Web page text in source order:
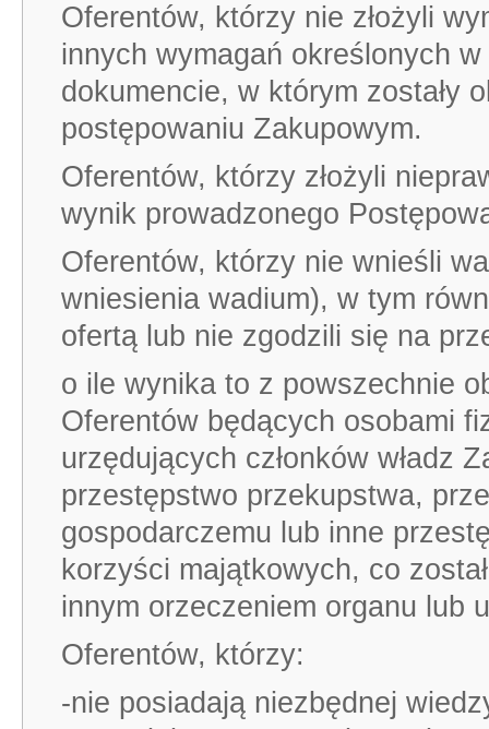
Oferentów, którzy nie złożyli
innych wymagań określonych
dokumencie, w którym zostały
postępowaniu Zakupowym.
Oferentów, którzy złożyli
wynik prowadzonego
Oferentów, którzy nie wnieśli
wniesienia wadium), w tym
ofertą lub nie zgodzili się na
o ile wynika to z powszechnie
Oferentów będących osobami
urzędujących członków władz
przestępstwo przekupstwa,
gospodarczemu lub inne
korzyści majątkowych, co
innym orzeczeniem organu lub
Oferentów, którzy:
-nie posiadają niezbędnej